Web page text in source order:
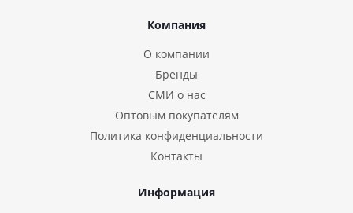
Компания
О компании
Бренды
СМИ о нас
Оптовым покупателям
Политика конфиденциальности
Контакты
Информация